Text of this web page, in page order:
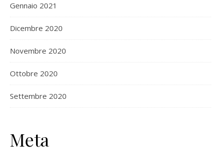
Gennaio 2021
Dicembre 2020
Novembre 2020
Ottobre 2020
Settembre 2020
Meta